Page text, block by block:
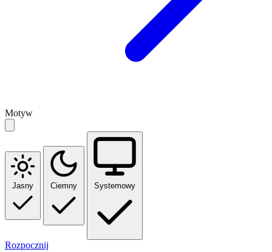
Motyw
Jasny Ciemny Systemowy
Rozpocznij